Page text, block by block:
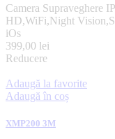
Camera Supraveghere
HD,WiFi,Night
iOs
399,00 lei
Reducere
Adaugă la favorite
Adaugă în coș
XMP200 3M